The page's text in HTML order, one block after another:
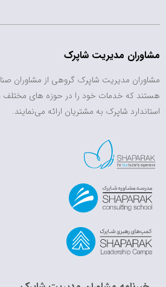
مشاوران مدیریت شاپرک
مشاوران مدیریت شاپرک گروهی از مشاوران
هستند که خدمات خود را در حوزه های
استاندارد شاپرک به مشتریان ارائه می‌نمایند.